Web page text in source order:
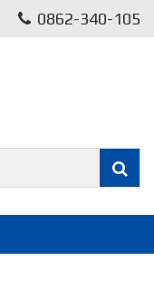
0862-340-105